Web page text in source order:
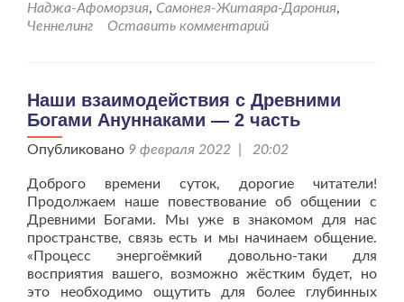
Наджа-Афоморзия, Самонея-Житаяра-Дарония,
Ченнелинг
Оставить комментарий
Наши взаимодействия с Древними
Богами Ануннаками — 2 часть
Опубликовано 9 февраля 2022 | 20:02
Доброго времени суток, дорогие читатели!
Продолжаем наше повествование об общении с
Древними Богами. Мы уже в знакомом для нас
пространстве, связь есть и мы начинаем общение.
«Процесс энергоёмкий довольно-таки для
восприятия вашего, возможно жёстким будет, но
это необходимо ощутить для более глубинных